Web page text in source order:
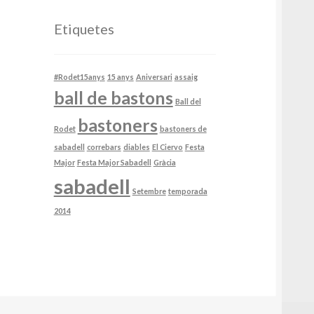
Etiquetes
#Rodet15anys 15 anys Aniversari assaig
ball de bastons Ball del
Rodet bastoners bastoners de
sabadell correbars diables El Ciervo Festa
Major Festa Major Sabadell Gràcia
sabadell Setembre temporada
2014